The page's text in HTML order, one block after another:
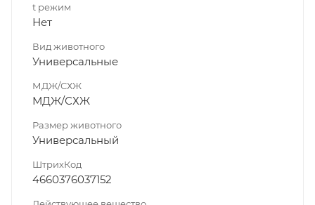
t режим
Нет
Вид животного
Универсальные
МДЖ/СХЖ
МДЖ/СХЖ
Размер животного
Универсальный
ШтрихКод
4660376037152